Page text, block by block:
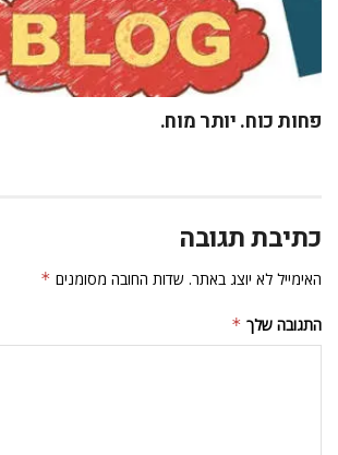
פחות כוח. יותר מוח.
כתיבת תגובה
האימייל לא יוצג באתר. שדות החובה מסומנים *
התגובה שלך *